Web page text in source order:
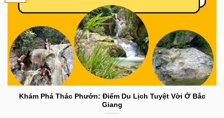
Khám Phá Thác Phướn: Điểm Du Lịch Tuyệt Vời Ở Bắc
Giang